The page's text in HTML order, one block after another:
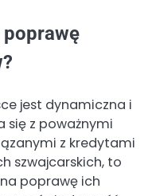
poprawę
jest dynamiczna i
się z poważnymi
z kredytami
szwajcarskich, to
poprawę ich